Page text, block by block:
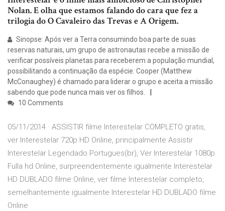
Nolan. E olha que estamos falando do cara que fez a
trilogia do O Cavaleiro das Trevas e A Origem.
Sinopse: Após ver a Terra consumindo boa parte de suas
reservas naturais, um grupo de astronautas recebe a missão de
verificar possíveis planetas para receberem a população mundial,
possibilitando a continuação da espécie. Cooper (Matthew
McConaughey) é chamado para liderar o grupo e aceita a missão
sabendo que pode nunca mais ver os filhos.
10 Comments
05/11/2014 · ASSISTIR filme Interestelar COMPLETO gratis,
ver Interestelar 720p HD Online, principalmente Assistir
Interestelar Legendado Portugues(br), Ver Interestelar 1080p
Fulla hd Online, surpreendentemente igualmente Interestelar
HD DUBLADO filme Online, ver filme Interestelar completo,
semelhantemente igualmente Interestelar HD DUBLADO filme
Online